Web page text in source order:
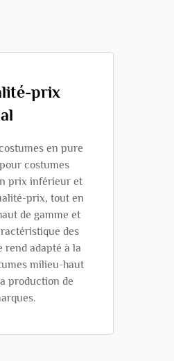
prix
en pure
costumes
prix inférieur et
prix, tout en
de gamme et
des
rend adapté à la
milieu-haut
production de